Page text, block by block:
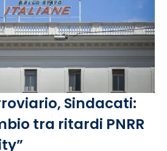
Sindacati:
tra ritardi PNRR